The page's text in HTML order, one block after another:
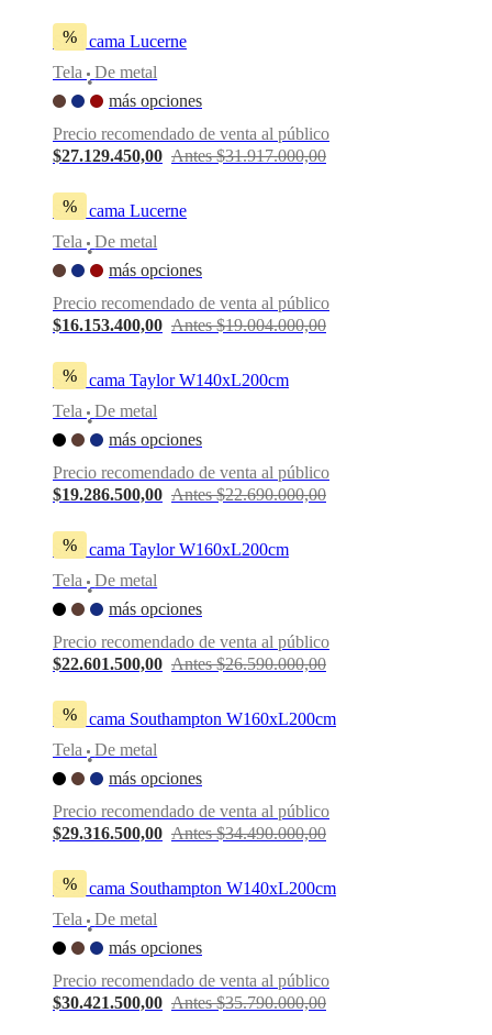
%
Sofá cama Lucerne
Tela
•
De metal
más opciones
Precio recomendado de venta al público
$27.129.450,00 Antes $31.917.000,00
%
Sofá cama Lucerne
Tela
•
De metal
más opciones
Precio recomendado de venta al público
$16.153.400,00 Antes $19.004.000,00
%
Sofá cama Taylor W140xL200cm
Tela
•
De metal
más opciones
Precio recomendado de venta al público
$19.286.500,00 Antes $22.690.000,00
%
Sofá cama Taylor W160xL200cm
Tela
•
De metal
más opciones
Precio recomendado de venta al público
$22.601.500,00 Antes $26.590.000,00
%
Sofá cama Southampton W160xL200cm
Tela
•
De metal
más opciones
Precio recomendado de venta al público
$29.316.500,00 Antes $34.490.000,00
%
Sofá cama Southampton W140xL200cm
Tela
•
De metal
más opciones
Precio recomendado de venta al público
$30.421.500,00 Antes $35.790.000,00